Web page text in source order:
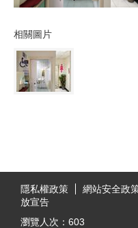
相關圖片
隱私權政策
網站安全政
放宣告
瀏覽人次： 603